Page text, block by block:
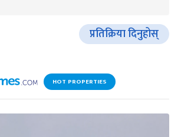
प्रतिक्रिया दिनुहोस्
HOT PROPERTIES